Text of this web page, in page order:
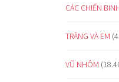
CÁC CHIẾN
TRĂNG VÀ EM
VŨ NHÔM